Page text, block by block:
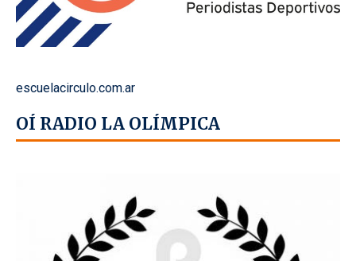
escuelacirculo.com.ar
OÍ RADIO LA OLÍMPICA